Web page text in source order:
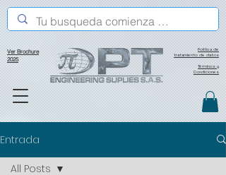
Política de
tratamiento de datos
Ver Brochure
2025
Términos y
Condiciones
Entrada
All Posts